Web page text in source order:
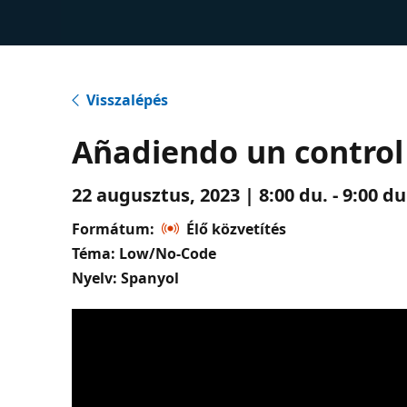
Visszalépés
Añadiendo un
22 augusztus, 2023 | 8:00 du. - 9:00
Formátum:
Élő közvetítés
Téma: Low/No-Code
Nyelv: Spanyol